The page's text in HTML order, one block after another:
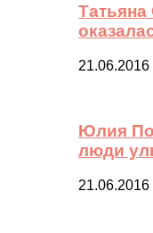
Татьяна
21.06.2016
Юлия
люди
21.06.2016